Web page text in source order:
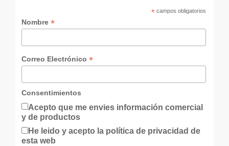
*campos obligatorios
Nombre *
Correo Electrónico *
Consentimientos
Acepto que me envies información comercial
y de productos
He leido y acepto la política de privacidad de
esta web